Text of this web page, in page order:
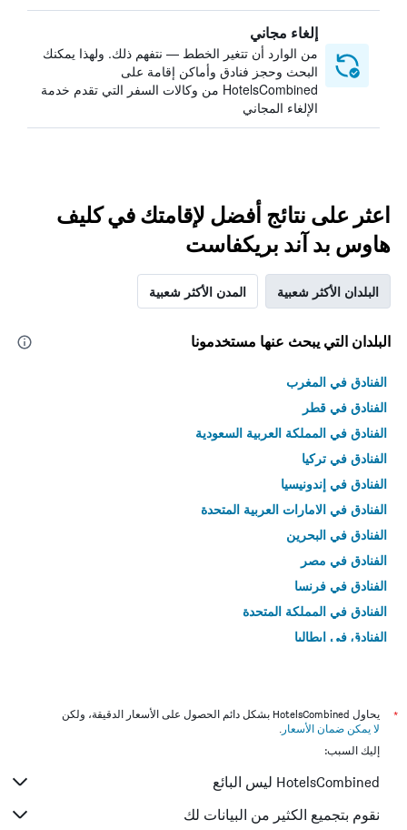
إلغاء مجاني
من الوارد أن تتغير الخطط — نتفهم ذلك. ولهذا يمكنك
البحث وحجز فنادق وأماكن إقامة على
HotelsCombined من وكالات السفر التي تقدم خدمة
الإلغاء المجاني
اعثر على نتائج أفضل لإقامتك في كليف
هاوس بد آند بريكفاست
البلدان الأكثر شعبية المدن الأكثر شعبية
البلدان التي يبحث عنها مستخدمونا
الفنادق في المغرب
الفنادق في قطر
الفنادق في المملكة العربية السعودية
الفنادق في تركيا
الفنادق في إندونيسيا
الفنادق في الامارات العربية المتحدة
الفنادق في البحرين
الفنادق في مصر
الفنادق في فرنسا
الفنادق في المملكة المتحدة
الفنادق في إيطاليا
*
يحاول HotelsCombined بشكل دائم الحصول على الأسعار الدقيقة، ولكن
لا يمكن ضمان الأسعار .
إليك السبب:
HotelsCombined ليس البائع
نقوم بتجميع الكثير من البيانات لك